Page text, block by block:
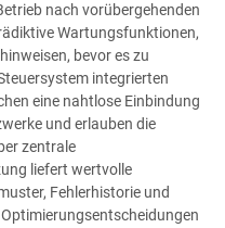
nach vorübergehenden
Wartungsfunktionen,
bevor es zu
integrierten
eine nahtlose Einbindung
und erlauben die
zentrale
liefert wertvolle
Fehlerhistorie und